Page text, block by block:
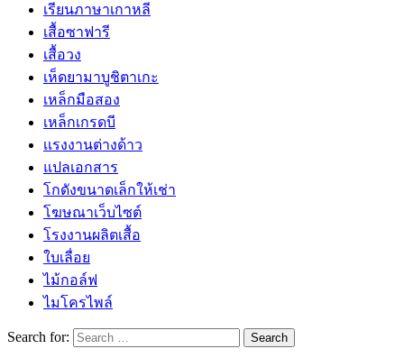
เรียนภาษาเกาหลี
เสื้อซาฟารี
เสื้อวง
เห็ดยามาบูชิตาเกะ
เหล็กมือสอง
เหล็กเกรดบี
เเรงงานต่างด้าว
แปลเอกสาร
โกดังขนาดเล็กให้เช่า
โฆษณาเว็บไซต์
โรงงานผลิตเสื้อ
ใบเลื่อย
ไม้กอล์ฟ
ไมโครไพล์
Search for: